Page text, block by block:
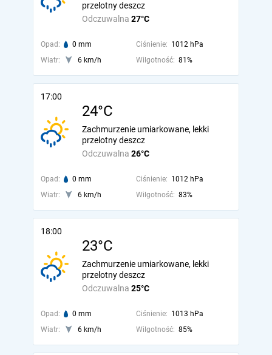
Odczuwalna 27°C
przelotny deszcz
Opad: 0 mm Ciśnienie: 1012 hPa
Wiatr:
6 km/h Wilgotność: 81%
17:00
24°C
Odczuwalna 26°C
Zachmurzenie umiarkowane, lekki
przelotny deszcz
Opad: 0 mm Ciśnienie: 1012 hPa
Wiatr:
6 km/h Wilgotność: 83%
18:00
23°C
Odczuwalna 25°C
Zachmurzenie umiarkowane, lekki
przelotny deszcz
Opad: 0 mm Ciśnienie: 1013 hPa
Wiatr:
6 km/h Wilgotność: 85%